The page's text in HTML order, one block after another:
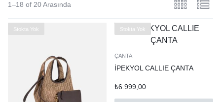
1–18 of 20 Arasında
Stokta Yok Stokta Yok
ÇANTA
İPEKYOL CALLIE ÇANTA
₺6.999,00